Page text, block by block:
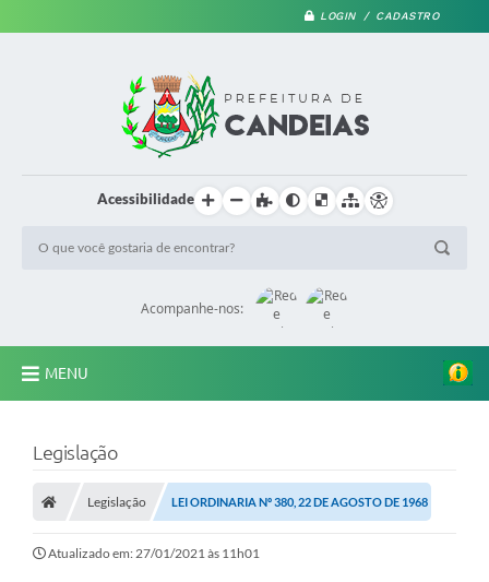
LOGIN / CADASTRO
Acessibilidade
Acompanhe-nos:
MENU
A Prefeitura
Diário Oficial
TRANSPARÊNCIA
Legislação
Legislação LEI ORDINARIA Nº 380, 22 DE AGOSTO DE 1968
Atualizado em: 27/01/2021 às 11h01